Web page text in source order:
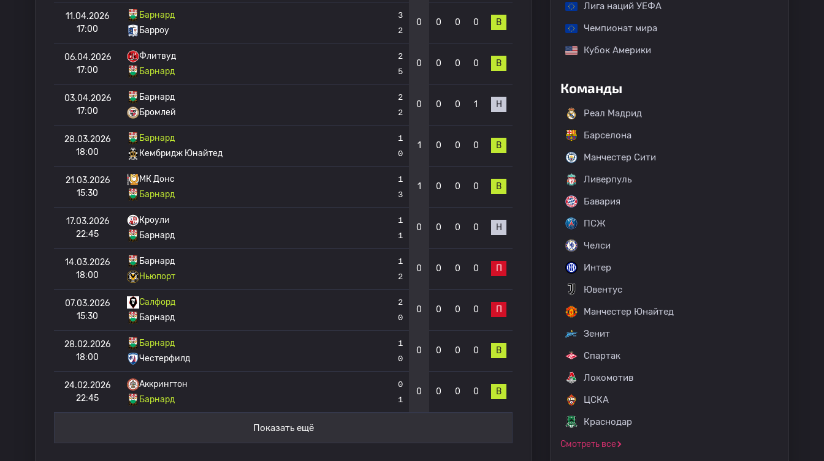
11.04.2026
17:00
Барнард
Барроу
3
2
0 0 0 0 В
06.04.2026
17:00
Флитвуд
Барнард
2
5
0 0 0 0 В
03.04.2026
17:00
Барнард
Бромлей
2
2
0 0 0 1 Н
28.03.2026
18:00
Барнард
Кембридж Юнайтед
1
0
1 0 0 0 В
21.03.2026
15:30
МК Донс
Барнард
1
3
1 0 0 0 В
17.03.2026
22:45
Кроули
Барнард
1
1
0 0 0 0 Н
14.03.2026
18:00
Барнард
Ньюпорт
1
2
0 0 0 0 П
07.03.2026
15:30
Салфорд
Барнард
2
0
0 0 0 0 П
28.02.2026
18:00
Барнард
Честерфилд
1
0
0 0 0 0 В
24.02.2026
22:45
Аккрингтон
Барнард
0
1
0 0 0 0 В
Показать ещё
Лига наций УЕФА
Чемпионат мира
Кубок Америки
Команды
Реал Мадрид
Барселона
Манчестер Сити
Ливерпуль
Бавария
ПСЖ
Челси
Интер
Ювентус
Манчестер Юнайтед
Зенит
Спартак
Локомотив
ЦСКА
Краснодар
Смотреть все